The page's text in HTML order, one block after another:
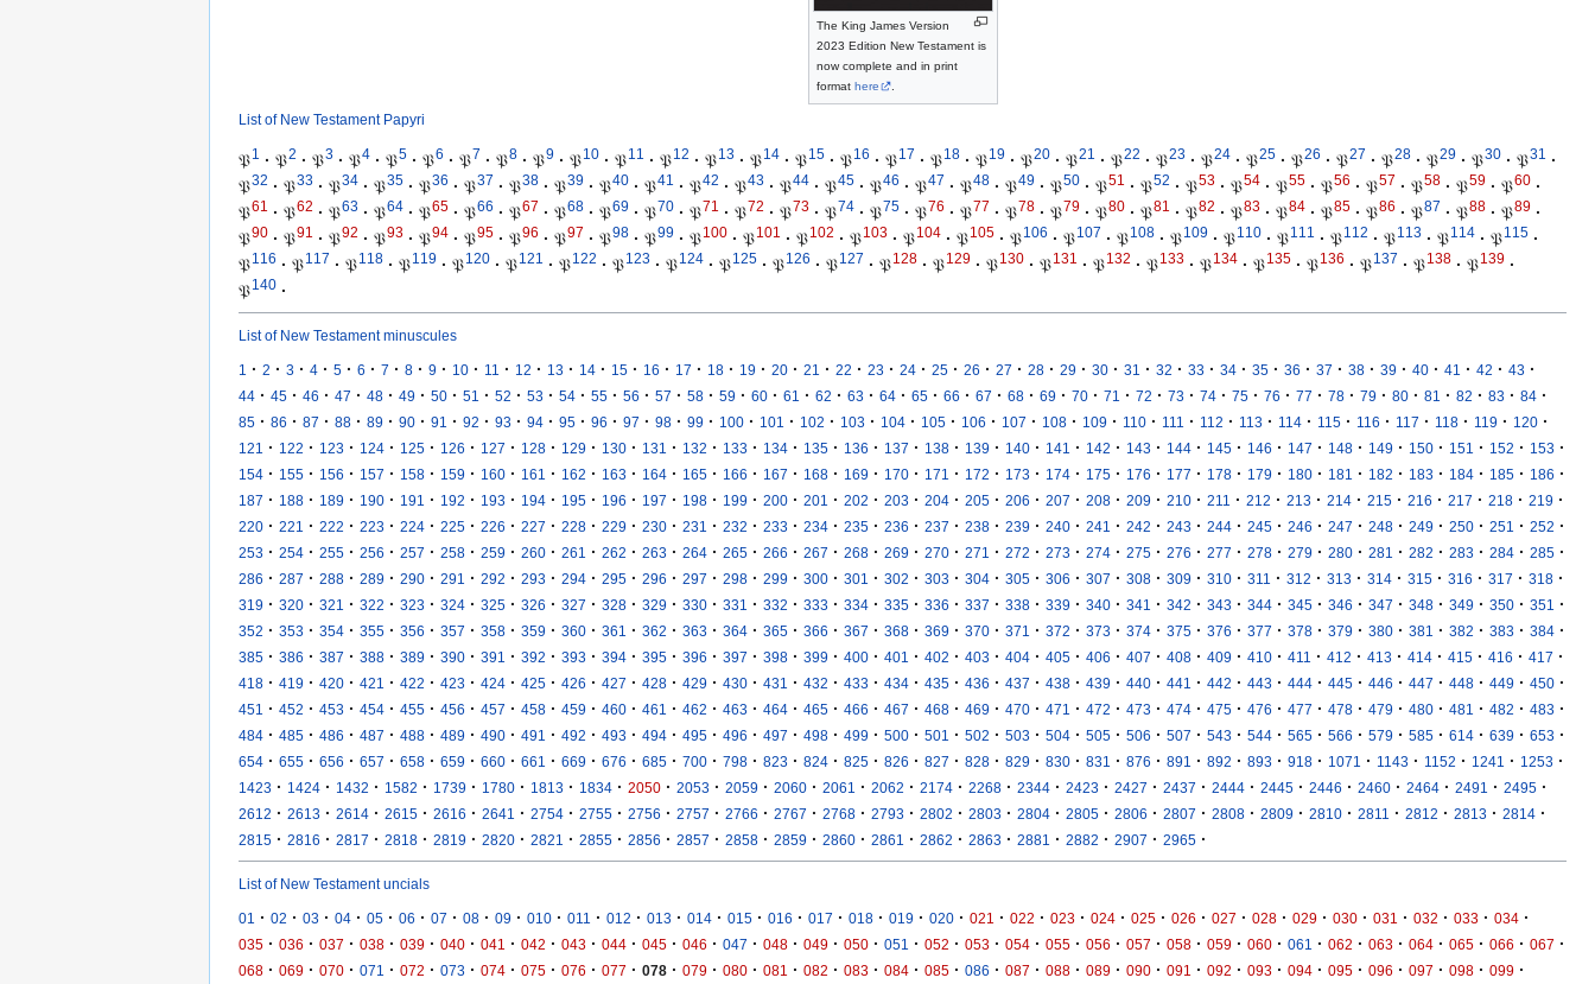
The King James Version
2023 Edition New Testament is
now complete and in print
format here .
List of New Testament Papyri
𝔓1 · 𝔓2 · 𝔓3 · 𝔓4 · 𝔓5 · 𝔓6 · 𝔓7 · 𝔓8 · 𝔓9 · 𝔓10 · 𝔓11 · 𝔓12 · 𝔓13 · 𝔓14 · 𝔓15 · 𝔓16 · 𝔓17 · 𝔓18 · 𝔓19 · 𝔓20 · 𝔓21 · 𝔓22 · 𝔓23 · 𝔓24 · 𝔓25 · 𝔓26 · 𝔓27 · 𝔓28 · 𝔓29 · 𝔓30 · 𝔓31
·
𝔓32 · 𝔓33 · 𝔓34 · 𝔓35 · 𝔓36 · 𝔓37 · 𝔓38 · 𝔓39 · 𝔓40 · 𝔓41 · 𝔓42 · 𝔓43 · 𝔓44 · 𝔓45 · 𝔓46 · 𝔓47 · 𝔓48 · 𝔓49 · 𝔓50 · 𝔓51 · 𝔓52 · 𝔓53 · 𝔓54 · 𝔓55 · 𝔓56 · 𝔓57 · 𝔓58 · 𝔓59 · 𝔓60 ·
𝔓61 · 𝔓62 · 𝔓63 · 𝔓64 · 𝔓65 · 𝔓66 · 𝔓67 · 𝔓68 · 𝔓69 · 𝔓70 · 𝔓71 · 𝔓72 · 𝔓73 · 𝔓74 · 𝔓75 · 𝔓76 · 𝔓77 · 𝔓78 · 𝔓79 · 𝔓80 · 𝔓81 · 𝔓82 · 𝔓83 · 𝔓84 · 𝔓85 · 𝔓86 · 𝔓87 · 𝔓88 · 𝔓89 ·
𝔓90 · 𝔓91 · 𝔓92 · 𝔓93 · 𝔓94 · 𝔓95 · 𝔓96 · 𝔓97 · 𝔓98 · 𝔓99 · 𝔓100 · 𝔓101 · 𝔓102 · 𝔓103 · 𝔓104 · 𝔓105 · 𝔓106 · 𝔓107 · 𝔓108 · 𝔓109 · 𝔓110 · 𝔓111 · 𝔓112 · 𝔓113 · 𝔓114 · 𝔓115 ·
𝔓116 · 𝔓117 · 𝔓118 · 𝔓119 · 𝔓120 · 𝔓121 · 𝔓122 · 𝔓123 · 𝔓124 · 𝔓125 · 𝔓126 · 𝔓127 · 𝔓128 · 𝔓129 · 𝔓130 · 𝔓131 · 𝔓132 · 𝔓133 · 𝔓134 · 𝔓135 · 𝔓136 · 𝔓137 · 𝔓138 · 𝔓139 ·
𝔓140 ·
List of New Testament minuscules
1 · 2 · 3 · 4 · 5 · 6 · 7 · 8 · 9 · 10 · 11 · 12 · 13 · 14 · 15 · 16 · 17 · 18 · 19 · 20 · 21 · 22 · 23 · 24 · 25 · 26 · 27 · 28 · 29 · 30 · 31 · 32 · 33 · 34 · 35 · 36 · 37 · 38 · 39 · 40 · 41 · 42 · 43 ·
44 · 45 · 46 · 47 · 48 · 49 · 50 · 51 · 52 · 53 · 54 · 55 · 56 · 57 · 58 · 59 · 60 · 61 · 62 · 63 · 64 · 65 · 66 · 67 · 68 · 69 · 70 · 71 · 72 · 73 · 74 · 75 · 76 · 77 · 78 · 79 · 80 · 81 · 82 · 83 · 84 ·
85 · 86 · 87 · 88 · 89 · 90 · 91 · 92 · 93 · 94 · 95 · 96 · 97 · 98 · 99 · 100 · 101 · 102 · 103 · 104 · 105 · 106 · 107 · 108 · 109 · 110 · 111 · 112 · 113 · 114 · 115 · 116 · 117 · 118 · 119 · 120 ·
121 · 122 · 123 · 124 · 125 · 126 · 127 · 128 · 129 · 130 · 131 · 132 · 133 · 134 · 135 · 136 · 137 · 138 · 139 · 140 · 141 · 142 · 143 · 144 · 145 · 146 · 147 · 148 · 149 · 150 · 151 · 152 · 153 ·
154 · 155 · 156 · 157 · 158 · 159 · 160 · 161 · 162 · 163 · 164 · 165 · 166 · 167 · 168 · 169 · 170 · 171 · 172 · 173 · 174 · 175 · 176 · 177 · 178 · 179 · 180 · 181 · 182 · 183 · 184 · 185 · 186 ·
187 · 188 · 189 · 190 · 191 · 192 · 193 · 194 · 195 · 196 · 197 · 198 · 199 · 200 · 201 · 202 · 203 · 204 · 205 · 206 · 207 · 208 · 209 · 210 · 211 · 212 · 213 · 214 · 215 · 216 · 217 · 218 · 219 ·
220 · 221 · 222 · 223 · 224 · 225 · 226 · 227 · 228 · 229 · 230 · 231 · 232 · 233 · 234 · 235 · 236 · 237 · 238 · 239 · 240 · 241 · 242 · 243 · 244 · 245 · 246 · 247 · 248 · 249 · 250 · 251 · 252 ·
253 · 254 · 255 · 256 · 257 · 258 · 259 · 260 · 261 · 262 · 263 · 264 · 265 · 266 · 267 · 268 · 269 · 270 · 271 · 272 · 273 · 274 · 275 · 276 · 277 · 278 · 279 · 280 · 281 · 282 · 283 · 284 · 285 ·
286 · 287 · 288 · 289 · 290 · 291 · 292 · 293 · 294 · 295 · 296 · 297 · 298 · 299 · 300 · 301 · 302 · 303 · 304 · 305 · 306 · 307 · 308 · 309 · 310 · 311 · 312 · 313 · 314 · 315 · 316 · 317 · 318 ·
319 · 320 · 321 · 322 · 323 · 324 · 325 · 326 · 327 · 328 · 329 · 330 · 331 · 332 · 333 · 334 · 335 · 336 · 337 · 338 · 339 · 340 · 341 · 342 · 343 · 344 · 345 · 346 · 347 · 348 · 349 · 350 · 351 ·
352 · 353 · 354 · 355 · 356 · 357 · 358 · 359 · 360 · 361 · 362 · 363 · 364 · 365 · 366 · 367 · 368 · 369 · 370 · 371 · 372 · 373 · 374 · 375 · 376 · 377 · 378 · 379 · 380 · 381 · 382 · 383 · 384 ·
385 · 386 · 387 · 388 · 389 · 390 · 391 · 392 · 393 · 394 · 395 · 396 · 397 · 398 · 399 · 400 · 401 · 402 · 403 · 404 · 405 · 406 · 407 · 408 · 409 · 410 · 411 · 412 · 413 · 414 · 415 · 416 · 417 ·
418 · 419 · 420 · 421 · 422 · 423 · 424 · 425 · 426 · 427 · 428 · 429 · 430 · 431 · 432 · 433 · 434 · 435 · 436 · 437 · 438 · 439 · 440 · 441 · 442 · 443 · 444 · 445 · 446 · 447 · 448 · 449 · 450 ·
451 · 452 · 453 · 454 · 455 · 456 · 457 · 458 · 459 · 460 · 461 · 462 · 463 · 464 · 465 · 466 · 467 · 468 · 469 · 470 · 471 · 472 · 473 · 474 · 475 · 476 · 477 · 478 · 479 · 480 · 481 · 482 · 483 ·
484 · 485 · 486 · 487 · 488 · 489 · 490 · 491 · 492 · 493 · 494 · 495 · 496 · 497 · 498 · 499 · 500 · 501 · 502 · 503 · 504 · 505 · 506 · 507 · 543 · 544 · 565 · 566 · 579 · 585 · 614 · 639 · 653 ·
654 · 655 · 656 · 657 · 658 · 659 · 660 · 661 · 669 · 676 · 685 · 700 · 798 · 823 · 824 · 825 · 826 · 827 · 828 · 829 · 830 · 831 · 876 · 891 · 892 · 893 · 918 · 1071 · 1143 · 1152 · 1241 · 1253 ·
1423 · 1424 · 1432 · 1582 · 1739 · 1780 · 1813 · 1834 · 2050 · 2053 · 2059 · 2060 · 2061 · 2062 · 2174 · 2268 · 2344 · 2423 · 2427 · 2437 · 2444 · 2445 · 2446 · 2460 · 2464 · 2491 · 2495 ·
2612 · 2613 · 2614 · 2615 · 2616 · 2641 · 2754 · 2755 · 2756 · 2757 · 2766 · 2767 · 2768 · 2793 · 2802 · 2803 · 2804 · 2805 · 2806 · 2807 · 2808 · 2809 · 2810 · 2811 · 2812 · 2813 · 2814 ·
2815 · 2816 · 2817 · 2818 · 2819 · 2820 · 2821 · 2855 · 2856 · 2857 · 2858 · 2859 · 2860 · 2861 · 2862 · 2863 · 2881 · 2882 · 2907 · 2965 ·
List of New Testament uncials
01 · 02 · 03 · 04 · 05 · 06 · 07 · 08 · 09 · 010 · 011 · 012 · 013 · 014 · 015 · 016 · 017 · 018 · 019 · 020 · 021 · 022 · 023 · 024 · 025 · 026 · 027 · 028 · 029 · 030 · 031 · 032 · 033 · 034 ·
035 · 036 · 037 · 038 · 039 · 040 · 041 · 042 · 043 · 044 · 045 · 046 · 047 · 048 · 049 · 050 · 051 · 052 · 053 · 054 · 055 · 056 · 057 · 058 · 059 · 060 · 061 · 062 · 063 · 064 · 065 · 066 · 067 ·
068 · 069 · 070 · 071 · 072 · 073 · 074 · 075 · 076 · 077 · 078 · 079 · 080 · 081 · 082 · 083 · 084 · 085 · 086 · 087 · 088 · 089 · 090 · 091 · 092 · 093 · 094 · 095 · 096 · 097 · 098 · 099 ·